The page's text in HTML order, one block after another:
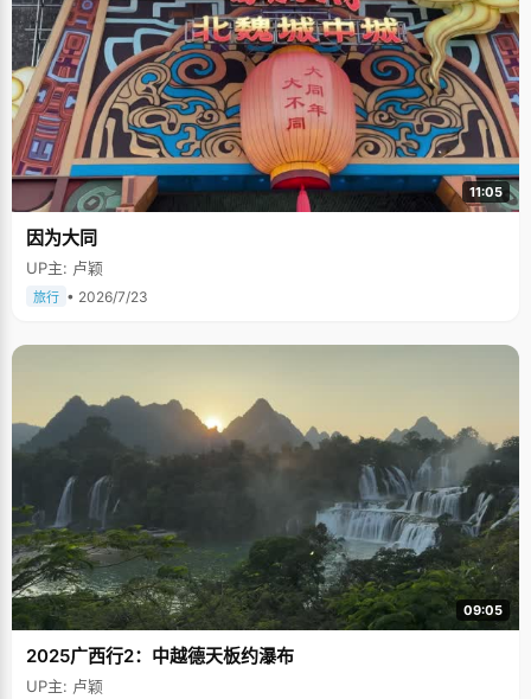
11:05
因为大同
UP主: 卢颖
旅行 • 2026/7/23
09:05
2025广西行2：中越德天板约瀑布
UP主: 卢颖